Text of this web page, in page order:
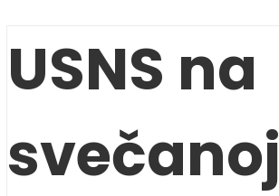
USNS na
svečanoj